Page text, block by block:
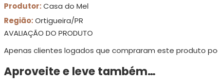
Produtor:Casa do Mel
Região:Ortigueira/PR
AVALIAÇÃO DO PRODUTO
Apenas clientes logados que compraram este produto
Aproveite e leve também…